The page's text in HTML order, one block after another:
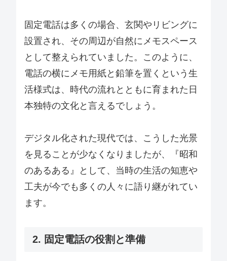
固定電話は多くの場合、玄関やリビングに
設置され、その周辺が自然にメモスペース
として整えられていました。このように、
電話の横にメモ用紙と鉛筆を置くという生
活様式は、時代の流れとともに育まれた日
本独特の文化と言えるでしょう。
デジタル化された現代では、こうした光景
を見ることが少なくなりましたが、『昭和
のあるある』として、当時の生活の知恵や
工夫が今でも多くの人々に語り継がれてい
ます。
2. 固定電話の役割と準備